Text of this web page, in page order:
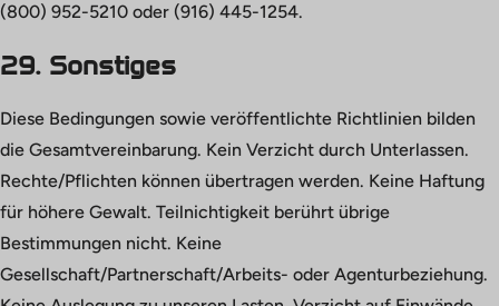
(800) 952-5210 oder (916) 445-1254.
29. Sonstiges
Diese Bedingungen sowie veröffentlichte Richtlinien bilden
die Gesamtvereinbarung. Kein Verzicht durch Unterlassen.
Rechte/Pflichten können übertragen werden. Keine Haftung
für höhere Gewalt. Teilnichtigkeit berührt übrige
Bestimmungen nicht. Keine
Gesellschaft/Partnerschaft/Arbeits- oder Agenturbeziehung.